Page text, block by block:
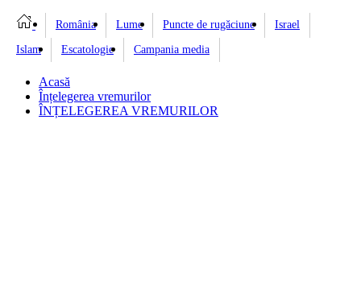
România Lume Puncte de rugăciune Israel
Islam Escatologie Campania media
Acasă
Înțelegerea vremurilor
ÎNȚELEGEREA VREMURILOR